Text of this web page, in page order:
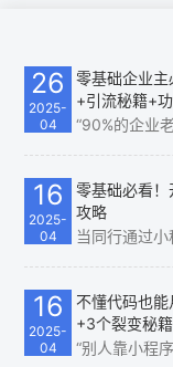
26
2025-
04
零基础企业
+引流秘籍+
16
2025-
04
零基础必看
攻略
16
2025-
04
不懂代码也
+3个裂变秘籍